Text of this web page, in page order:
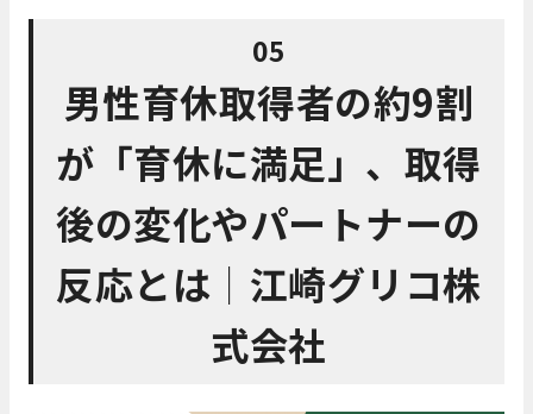
05
男性育休取得者の約9割
が「育休に満足」、取得
後の変化やパートナーの
反応とは│江崎グリコ株
式会社